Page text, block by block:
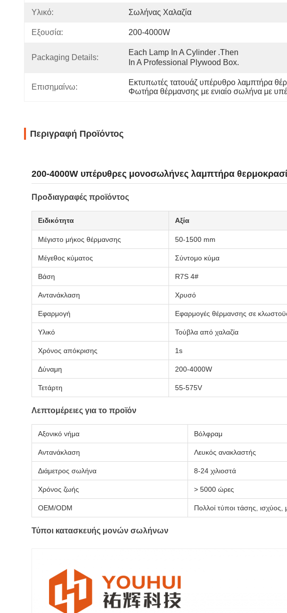
Υλικό: Σωλήνας Χαλαζία
Εξουσία: 200-4000W
Packaging Details:
Each Lamp In A Cylinder .Then
In A Professional Plywood Box.
Επισημαίνω:
Εκτυπωτές τατουάζ υπέρυθρο λαμπτήρα
Φωτήρα θέρμανσης με ενιαίο σωλήνα με
Περιγραφή Προϊόντος
200-4000W υπέρυθρες μονοσωλήνες λαμπτήρα
Προδιαγραφές προϊόντος
Ειδικότητα Αξία
Μέγιστο μήκος θέρμανσης 50-1500 mm
Μέγεθος κύματος Σύντομο κύμα
Βάση R7S 4#
Αντανάκλαση Χρυσό
Εφαρμογή Εφαρμογές θέρμανσης σε
Υλικό Τούβλα από χαλαζία
Χρόνος απόκρισης 1s
Δύναμη 200-4000W
Τετάρτη 55-575V
Λεπτομέρειες για το προϊόν
Αξονικό νήμα Βόλφραμ
Αντανάκλαση Λευκός ανακλαστής
Διάμετρος σωλήνα 8-24 χιλιοστά
Χρόνος ζωής > 5000 ώρες
OEM/ODM Πολλοί τύποι τάσης,
Τύποι κατασκευής μονών σωλήνων